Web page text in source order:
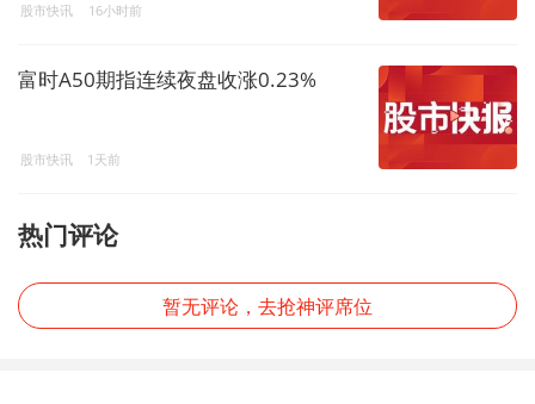
股市快讯 16小时前
富时A50期指连续夜盘收涨0.23%
股市快讯 1天前
热门评论
暂无评论，去抢神评席位